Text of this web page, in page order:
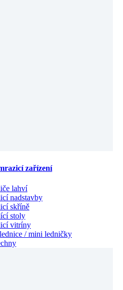
zařízení
lahví
nadstavby
skříně
stoly
vitríny
/ mini ledničky